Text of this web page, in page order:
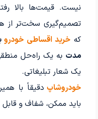
نیست. قیمت‌ها بالا
تصمیم‌گیری سخت‌تر از
کهخرید اقساطی خودرو
مدت به یک راه‌حل
یک شعار تبلیغاتی.
خودروشاپ دقیقاً با
باید ممکن، شفافو قابل